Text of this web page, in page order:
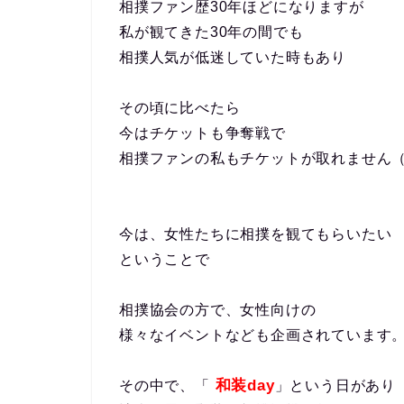
相撲ファン歴30年ほどになりますが
私が観てきた30年の間でも
相撲人気が低迷していた時もあり
その頃に比べたら
今はチケットも争奪戦で
相撲ファンの私もチケットが取れません（
今は、女性たちに相撲を観てもらいたい
ということで
相撲協会の方で、女性向けの
様々なイベントなども企画されています。
その中で、「 和装day」という日があり